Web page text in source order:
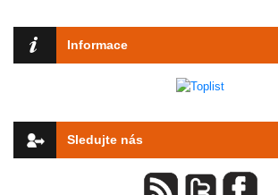
Informace
Sledujte nás